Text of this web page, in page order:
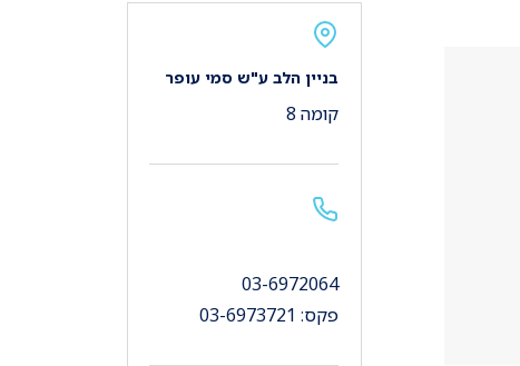
בניין הלב ע"ש סמי עופר
קומה 8
03-6972064
פקס: 03-6973721